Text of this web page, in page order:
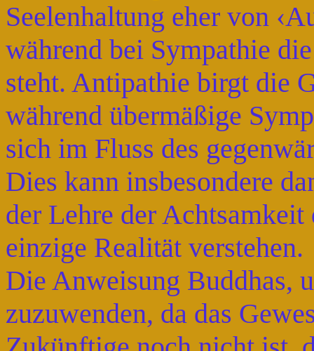
Seelenhaltung eher von
während bei Sympathie
steht. Antipathie birgt die
während übermäßige
sich im Fluss des
Dies kann insbesondere
der Lehre der
einzige Realität verstehen.
Die Anweisung Buddhas,
zuzuwenden, da das